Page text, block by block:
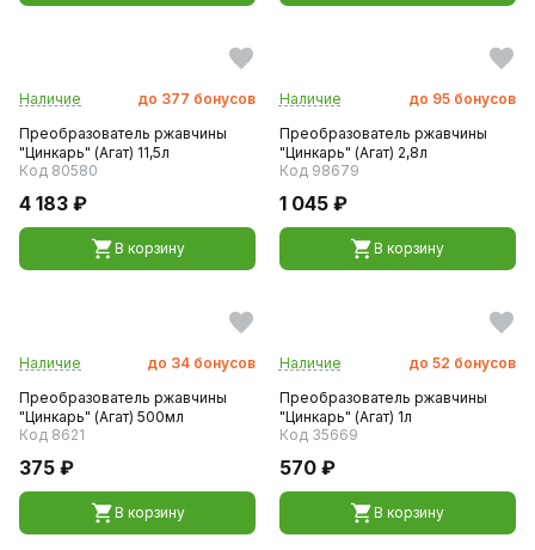
Наличие до 377 бонусов
Преобразователь ржавчины
"Цинкарь" (Агат) 11,5л
Код 80580
4 183 ₽
В корзину
Наличие до 95 бонусов
Преобразователь ржавчины
"Цинкарь" (Агат) 2,8л
Код 98679
1 045 ₽
В корзину
Наличие до 34 бонусов
Преобразователь ржавчины
"Цинкарь" (Агат) 500мл
Код 8621
375 ₽
В корзину
Наличие до 52 бонусов
Преобразователь ржавчины
"Цинкарь" (Агат) 1л
Код 35669
570 ₽
В корзину